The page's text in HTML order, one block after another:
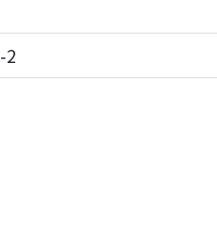
2